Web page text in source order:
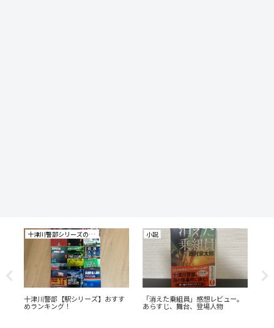
十津川警部シリーズの研究
十津川警部【駅シリーズ】おすす
めランキング！
小説
「消えた乗組員」感想レビュー。
あらすじ、舞台、登場人物